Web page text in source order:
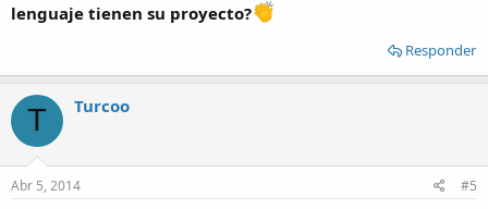
lenguaje tienen su proyecto?
Responder
T Turcoo
Abr 5, 2014 #5